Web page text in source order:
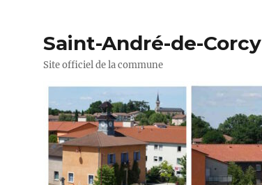
Saint-André-de-Corcy
Site officiel de la commune